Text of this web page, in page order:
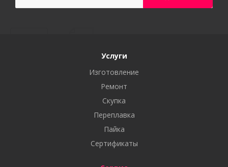
Услуги
Изготовление
Ремонт
Скупка
Переплавка
Пайка
Сертификаты